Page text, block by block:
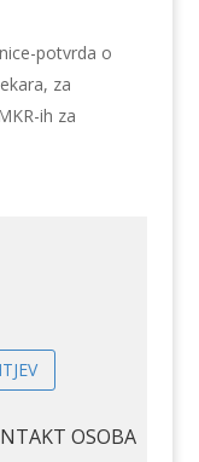
potvrda o
za
ih za
OSOBA